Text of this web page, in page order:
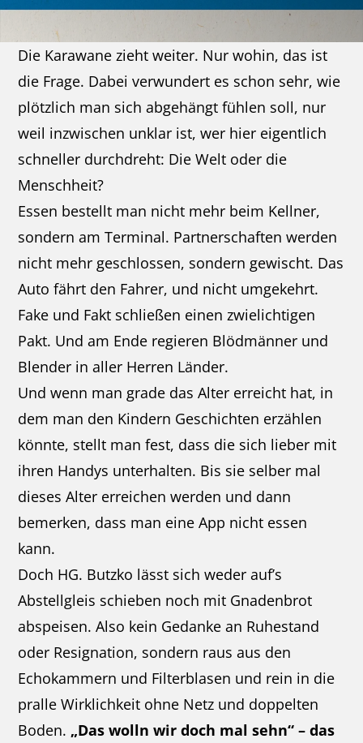
Die Karawane zieht weiter. Nur wohin, das ist
die Frage. Dabei verwundert es schon sehr, wie
plötzlich man sich abgehängt fühlen soll, nur
weil inzwischen unklar ist, wer hier eigentlich
schneller durchdreht: Die Welt oder die
Menschheit?
Essen bestellt man nicht mehr beim Kellner,
sondern am Terminal. Partnerschaften werden
nicht mehr geschlossen, sondern gewischt. Das
Auto fährt den Fahrer, und nicht umgekehrt.
Fake und Fakt schließen einen zwielichtigen
Pakt. Und am Ende regieren Blödmänner und
Blender in aller Herren Länder.
Und wenn man grade das Alter erreicht hat, in
dem man den Kindern Geschichten erzählen
könnte, stellt man fest, dass die sich lieber mit
ihren Handys unterhalten. Bis sie selber mal
dieses Alter erreichen werden und dann
bemerken, dass man eine App nicht essen
kann.
Doch HG. Butzko lässt sich weder auf’s
Abstellgleis schieben noch mit Gnadenbrot
abspeisen. Also kein Gedanke an Ruhestand
oder Resignation, sondern raus aus den
Echokammern und Filterblasen und rein in die
pralle Wirklichkeit ohne Netz und doppelten
Boden. „Das wolln wir doch mal sehn“ – das